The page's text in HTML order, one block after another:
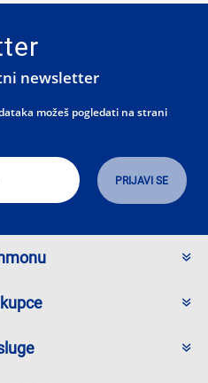
newsletter
možeš pogledati na strani